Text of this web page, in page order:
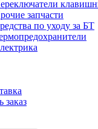
запчасти
по уходу за БТ
заказ